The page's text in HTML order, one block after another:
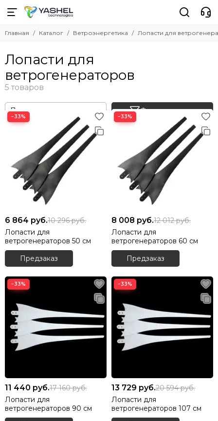
Ветроэнергетика
Контроллеры заряда
Мачты для ветрогенераторов
Лопасти для ветрогенераторов
Главная Каталог Ветроэнергетика Лопасти для
Лопасти для
ветрогенераторов
Фильтр товаров
−33%
6 864 руб.10 296руб.
Лопасти для
ветрогенераторов 50 см
Предзаказ
−33%
8 008 руб.12 012руб.
Лопасти для
ветрогенераторов 60 см
Предзаказ
−33%
11 440 руб.17 160руб.
Лопасти для
ветрогенераторов 90 см
−33%
13 729 руб.20 594руб.
Лопасти для
ветрогенераторов 107 см